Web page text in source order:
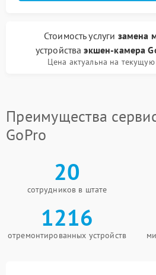
Стоимость услуги замена
устройстваэкшен-камера
Цена актуальна на
Преимущества
GoPro
20
сотрудников в штате
1216
отремонтированных устройств